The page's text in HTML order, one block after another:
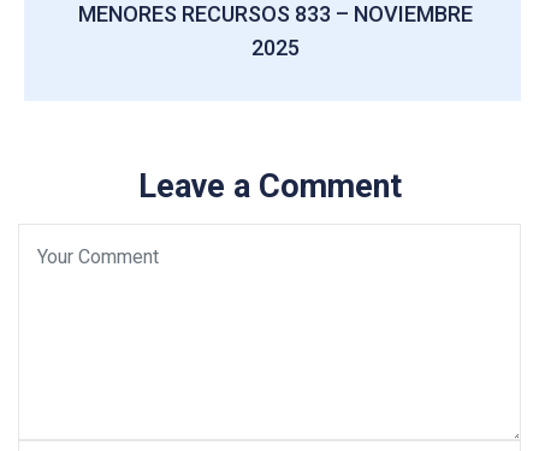
MENORES RECURSOS 833 – NOVIEMBRE
2025
Leave a Comment